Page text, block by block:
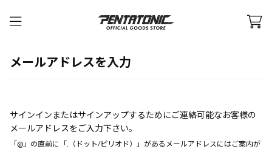
メールアドレスを入力
サインインまたはサインアップするためにご連絡可能なお客様の
メールアドレスをご入力下さい。
「@」の直前に「.（ドット/ピリオド）」があるメールアドレスにはご案内が